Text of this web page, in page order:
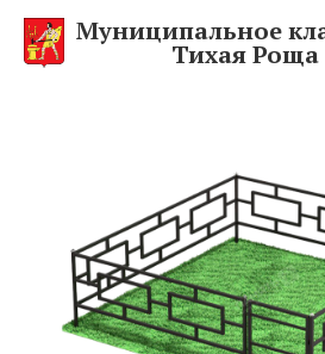
Муниципальное
Тихая Роща